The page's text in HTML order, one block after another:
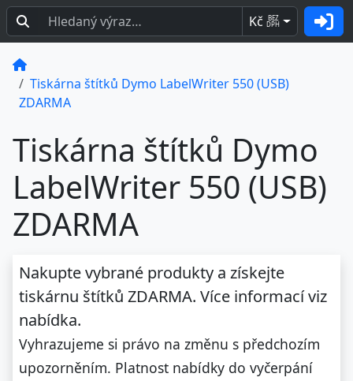
Kč BEZ
DPH
Tiskárna štítků Dymo LabelWriter 550 (USB)
ZDARMA
Tiskárna štítků Dymo
LabelWriter 550 (USB)
ZDARMA
Nakupte vybrané produkty a získejte
tiskárnu štítků ZDARMA. Více informací viz
nabídka.
Vyhrazujeme si právo na změnu s předchozím
upozorněním. Platnost nabídky do vyčerpání